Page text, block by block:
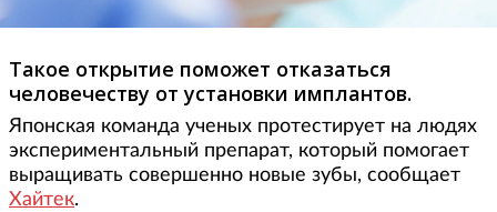
Такое открытие поможет отказаться
человечеству от установки имплантов.
Японская команда ученых протестирует на людях
экспериментальный препарат, который помогает
выращивать совершенно новые зубы, сообщает
Хайтек.